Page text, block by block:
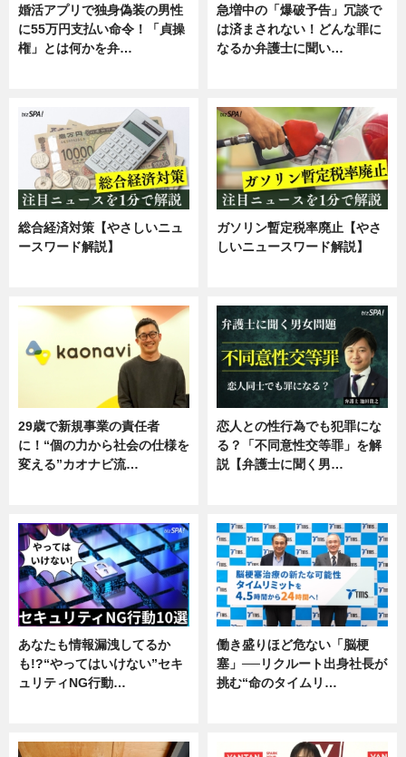
婚活アプリで独身偽装の男性
に55万円支払い命令！「貞操
権」とは何かを弁…
急増中の「爆破予告」冗談で
は済まされない！どんな罪に
なるか弁護士に聞い…
総合経済対策【やさしいニュ
ースワード解説】
ガソリン暫定税率廃止【やさ
しいニュースワード解説】
29歳で新規事業の責任者
に！“個の力から社会の仕様を
変える”カオナビ流…
恋人との性行為でも犯罪にな
る？「不同意性交等罪」を解
説【弁護士に聞く男…
あなたも情報漏洩してるか
も!?“やってはいけない”セキ
ュリティNG行動…
働き盛りほど危ない「脳梗
塞」──リクルート出身社長が
挑む“命のタイムリ…